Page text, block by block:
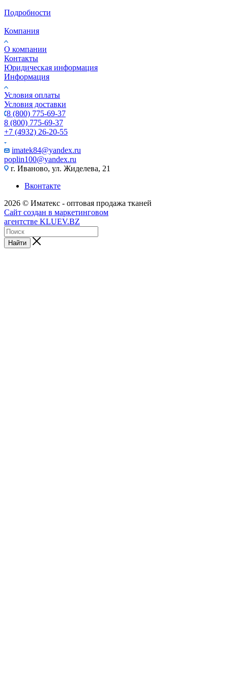
Подробности
Компания
О компании
Контакты
Юридическая информация
Информация
Условия оплаты
Условия доставки
8 (800) 775-69-37
8 (800) 775-69-37
+7 (4932) 26-20-55
imatek84@yandex.ru
poplin100@yandex.ru
г. Иваново, ул. Жиделева, 21
Вконтакте
2026 © Иматекс - оптовая продажа тканей
Сайт создан в маркетинговом
агентстве KLUEV.BZ
Найти